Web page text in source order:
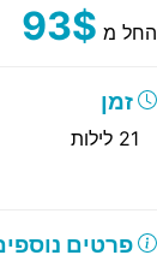
החל מ 93$
זמן
21 לילות
פרטים